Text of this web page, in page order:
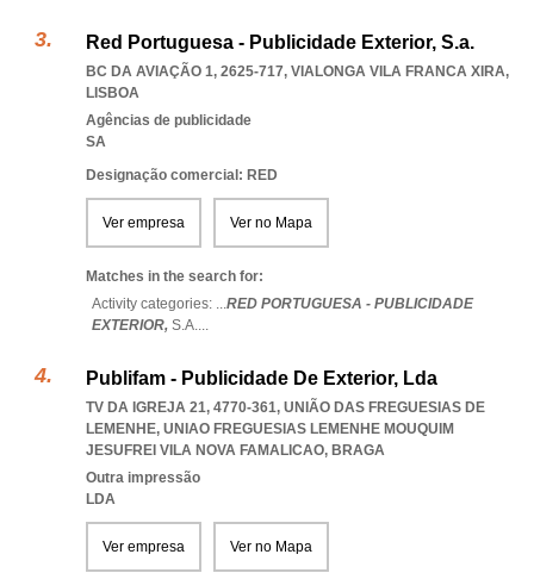
Red Portuguesa - Publicidade Exterior, S.a.
BC DA AVIAÇÃO 1, 2625-717, VIALONGA VILA FRANCA XIRA,
LISBOA
Agências de publicidade
SA
Designação comercial: RED
Ver empresa Ver no Mapa
Matches in the search for:
Activity categories: ...RED PORTUGUESA - PUBLICIDADE
EXTERIOR, S.A....
Publifam - Publicidade De Exterior, Lda
TV DA IGREJA 21, 4770-361, UNIÃO DAS FREGUESIAS DE
LEMENHE, UNIAO FREGUESIAS LEMENHE MOUQUIM
JESUFREI VILA NOVA FAMALICAO, BRAGA
Outra impressão
LDA
Ver empresa Ver no Mapa